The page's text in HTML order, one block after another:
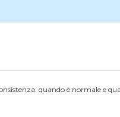
quando è normale e